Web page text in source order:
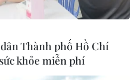
Thành phố Hồ Chí
khỏe miễn phí